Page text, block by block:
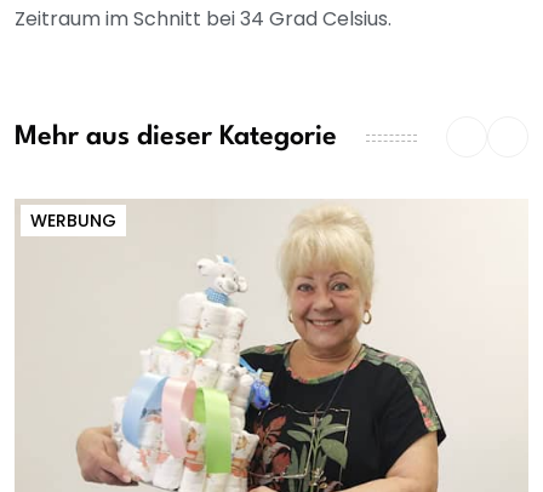
Zeitraum im Schnitt bei 34 Grad Celsius.
Mehr aus dieser Kategorie
WERBUNG